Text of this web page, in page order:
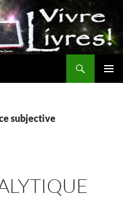
subjective